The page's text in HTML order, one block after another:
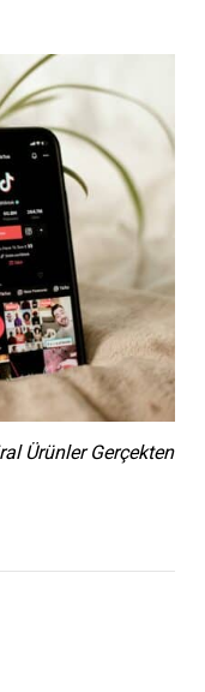
Ürünler Gerçekten